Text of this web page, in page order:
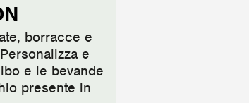
borracce e
e
e le bevande
presente in